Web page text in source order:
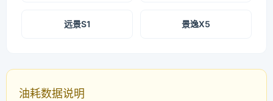
远景S1 景逸X5
油耗数据说明